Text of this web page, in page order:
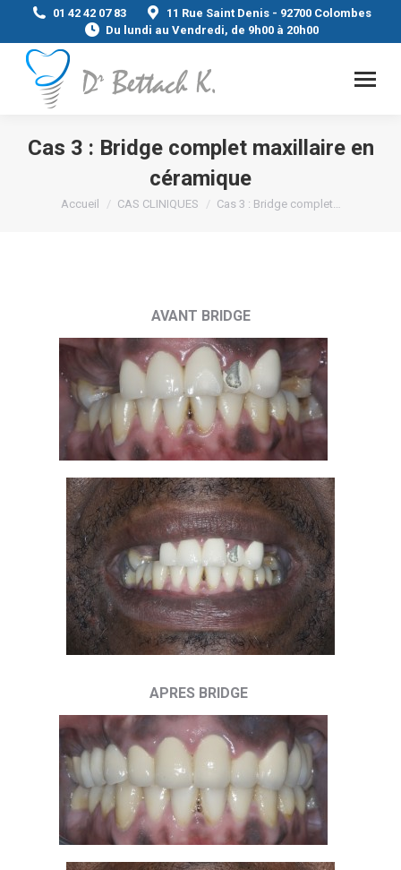
01 42 42 07 83
11 Rue Saint Denis - 92700 Colombes
Du lundi au Vendredi, de 9h00 à 20h00
Cas 3 : Bridge complet maxillaire en
céramique
Vous êtes ici :
Accueil CAS CLINIQUES Cas 3 : Bridge complet…
AVANT BRIDGE
APRES BRIDGE